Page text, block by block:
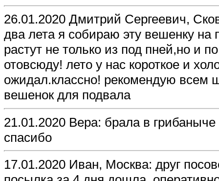
26.01.2020 Дмитрий Сергеевич,
два лета я собираю эту вешенку
растут не только из под пней,но и
отовсюду! лето у нас короткое и
ожидал.классно! рекомендую всем
вешенок для подвала
21.01.2020 Вера: брала в
спасибо
17.01.2020 Иван, Москва: друг